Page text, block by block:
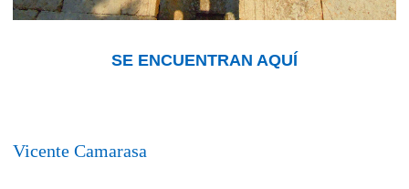
SE ENCUENTRAN AQUÍ
Vicente Camarasa